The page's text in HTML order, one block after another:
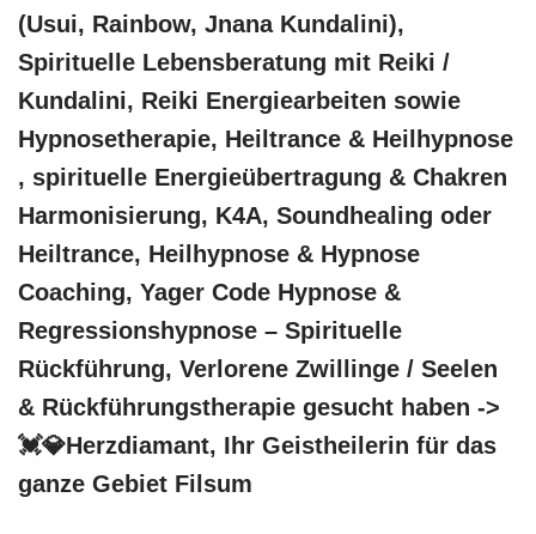
(Usui, Rainbow, Jnana Kundalini),
Spirituelle Lebensberatung mit Reiki /
Kundalini, Reiki Energiearbeiten sowie
Hypnosetherapie, Heiltrance & Heilhypnose
, spirituelle Energieübertragung & Chakren
Harmonisierung, K4A, Soundhealing oder
Heiltrance, Heilhypnose & Hypnose
Coaching, Yager Code Hypnose &
Regressionshypnose – Spirituelle
Rückführung, Verlorene Zwillinge / Seelen
& Rückführungstherapie gesucht haben ->
💓️💎Herzdiamant, Ihr Geistheilerin für das
ganze Gebiet Filsum